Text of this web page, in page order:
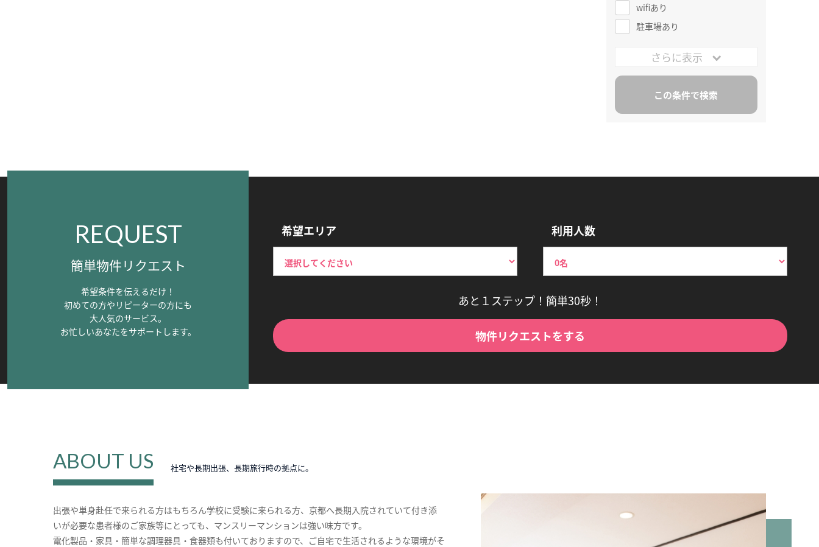
wifiあり
駐車場あり
さらに表示
REQUEST
簡単物件リクエスト
希望条件を伝えるだけ！
初めての方やリピーターの方にも
大人気のサービス。
お忙しいあなたをサポートします。
希望エリア 利用人数
あと１ステップ！簡単30秒！
物件リクエストをする
ABOUT US 社宅や長期出張、長期旅行時の拠点に。
出張や単身赴任で来られる方はもちろん学校に受験に来られる方、京都へ長期入院されていて付き添
いが必要な患者様のご家族等にとっても、マンスリーマンションは強い味方です。
電化製品・家具・簡単な調理器具・食器類も付いておりますので、ご自宅で生活されるような環境がそ